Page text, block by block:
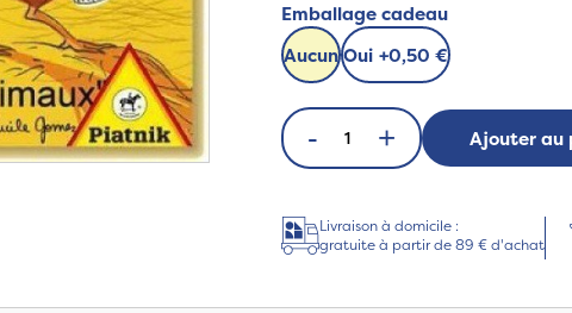
Emballage cadeau
AucunOui +0,50 €
- + Ajouter au
Livraison à domicile :
gratuite à partir de 89 € d'achat